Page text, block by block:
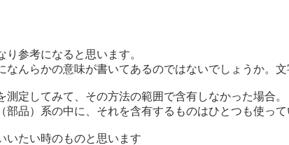
参考になると思います。
んらかの意味が書いてあるのではないでしょうか。文
定してみて、その方法の範囲で含有しなかった場合。
品）系の中に、それを含有するものはひとつも使っ
いたい時のものと思います